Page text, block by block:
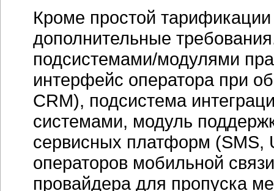
Кроме простой
дополнительные
подсистемами/модулями
интерфейс оператора при
CRM), подсистема
системами, модуль
сервисных платформ (SMS,
операторов мобильной
провайдера для пропуска